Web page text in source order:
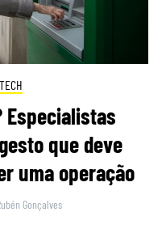
TECH
Especialistas
que deve
uma operação
Gonçalves